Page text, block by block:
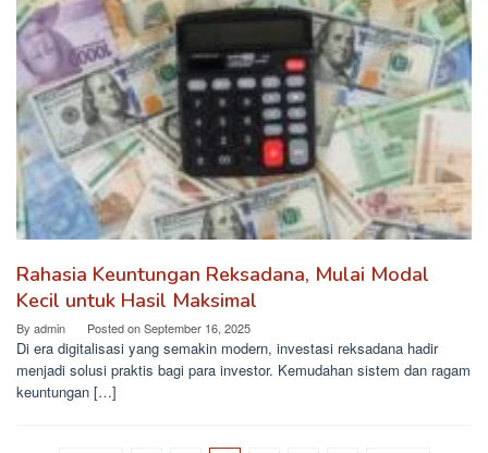
Rahasia Keuntungan Reksadana, Mulai Modal
Kecil untuk Hasil Maksimal
By admin Posted onSeptember 16, 2025
Di era digitalisasi yang semakin modern, investasi reksadana hadir
menjadi solusi praktis bagi para investor. Kemudahan sistem dan ragam
keuntungan […]